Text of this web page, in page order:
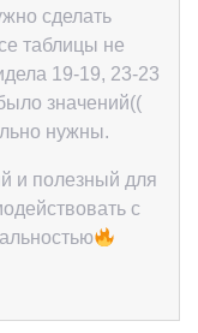
сделать
таблицы не
19-19, 23-23
значений((
нужны.
и полезный для
с